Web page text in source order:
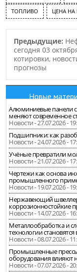
ТОПЛИВО ЦЕНА НА
Предыдущие:
сегодня 03
котировки,
прогнозы
Новые
Алюминиевые панели
меняют современное
Новости - 27.07.2026 -
Подшипники: как
Новости - 24.07.2026 -
Учёные превратили
Новости - 21.07.2026 -
Чертежи как основа
промышленного
Новости - 19.07.2026 -
Нержавеющий
коррозионностойкие
Новости - 14.07.2026 -
Металлообработка и
технологии
Новости - 08.07.2026 -
Промышленные прессы
оборудования влияют
Новости - 07.07.2026 -